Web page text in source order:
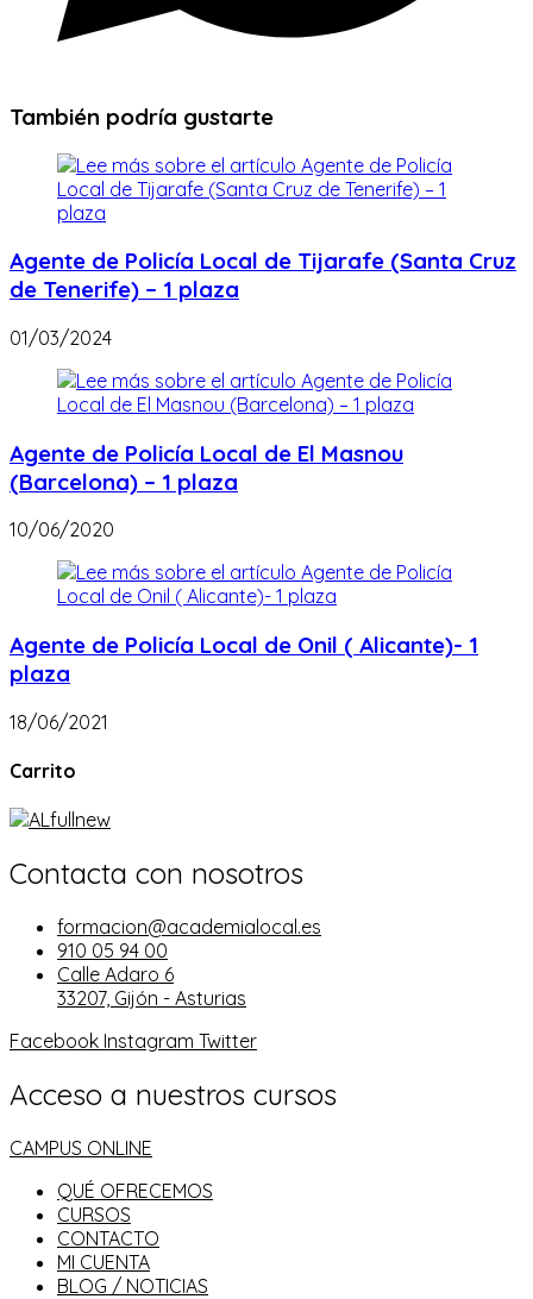
También podría gustarte
Agente de Policía Local de Tijarafe (Santa Cruz
de Tenerife) – 1 plaza
01/03/2024
Agente de Policía Local de El Masnou
(Barcelona) – 1 plaza
10/06/2020
Agente de Policía Local de Onil ( Alicante)- 1
plaza
18/06/2021
Carrito
Contacta con nosotros
formacion@academialocal.es
910 05 94 00
Calle Adaro 6
33207, Gijón - Asturias
Facebook Instagram Twitter
Acceso a nuestros cursos
CAMPUS ONLINE
QUÉ OFRECEMOS
CURSOS
CONTACTO
MI CUENTA
BLOG / NOTICIAS